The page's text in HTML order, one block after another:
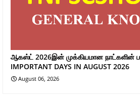
ஆகஸ்ட் 2026இன் முக்கியமான நாட்களின்
IMPORTANT DAYS IN AUGUST 2026
August 06, 2026